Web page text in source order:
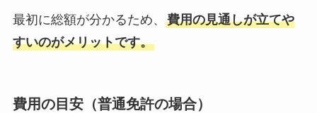
最初に総額が分かるため、 費用の見通しが立てや
すいのがメリットです。
費用の目安（普通免許の場合）